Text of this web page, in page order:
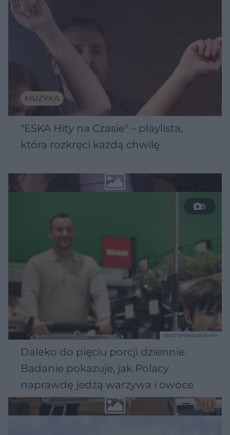
MUZYKA
"ESKA Hity na Czasie" – playlista,
która rozkręci każdą chwilę
5
Daleko do pięciu porcji dziennie.
Badanie pokazuje, jak Polacy
naprawdę jedzą warzywa i owoce
TEKST SPONSOROWANY